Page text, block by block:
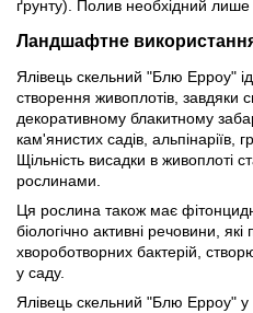
ґрунту). Полив необхідний лише
Ландшафтне
Ялівець скельний "Блю Ерроу"
створення живоплотів, завдяки
декоративному блакитному
кам'янистих садів, альпінаріїв,
Щільність висадки в живоплоті
рослинами.
Ця рослина також має
біологічно активні речовини, які
хвороботворних бактерій,
у саду.
Ялівець скельний "Блю Ерроу"